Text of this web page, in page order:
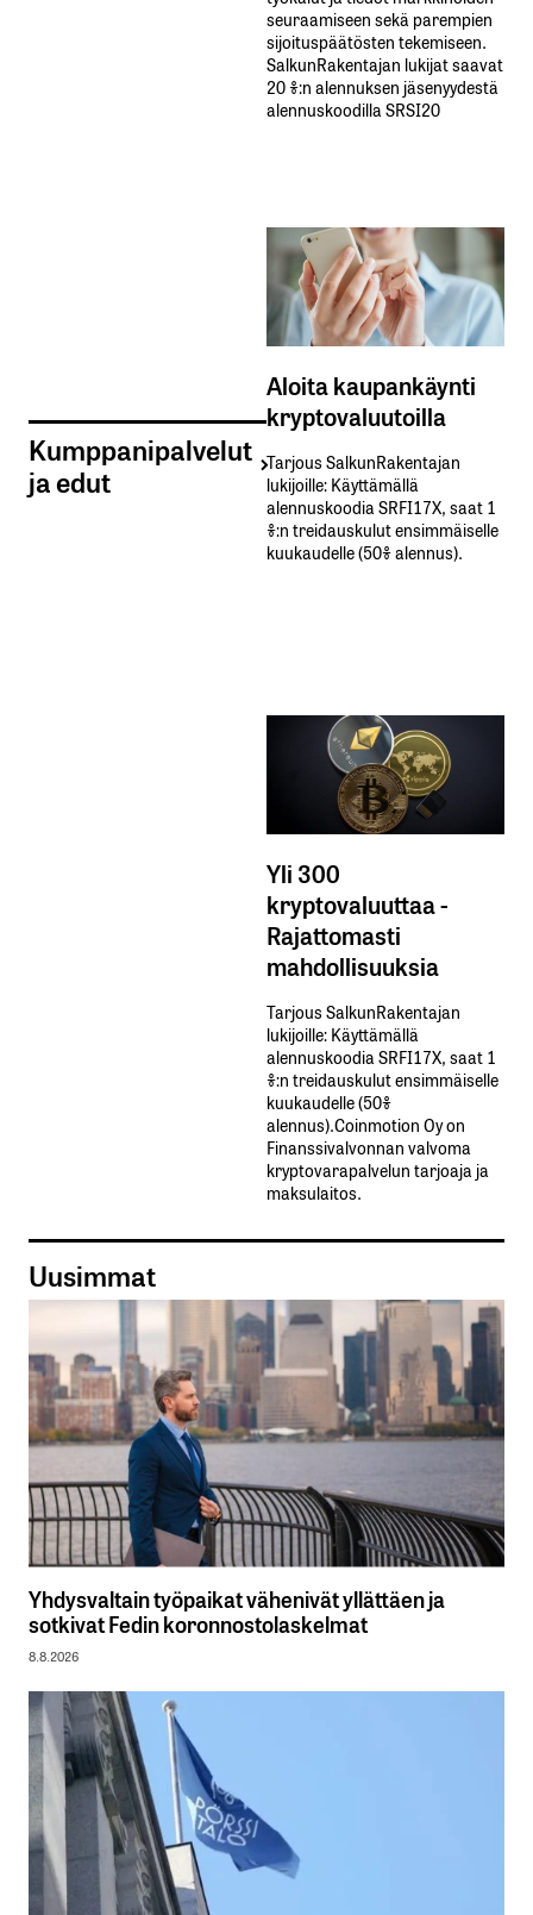
Kumppanipalvelut
ja edut
seuraamiseen sekä parempien
sijoituspäätösten tekemiseen.
SalkunRakentajan lukijat saavat
20 %:n alennuksen jäsenyydestä
alennuskoodilla SRSI20
Aloita kaupankäynti
kryptovaluutoilla
Tarjous SalkunRakentajan
lukijoille: Käyttämällä​ ​
alennuskoodia​ ​SRFI17X,​ ​saat​ ​1
%:n treidauskulut​ ​ensimmäiselle​ ​
kuukaudelle​ ​(50%​ ​alennus).
Yli 300
kryptovaluuttaa -
Rajattomasti
mahdollisuuksia
Tarjous SalkunRakentajan
lukijoille: Käyttämällä​ ​
alennuskoodia​ ​SRFI17X,​ ​saat​ ​1
%:n treidauskulut​ ​ensimmäiselle​ ​
kuukaudelle​ ​(50%​ ​
alennus).Coinmotion Oy on
Finanssivalvonnan valvoma
kryptovarapalvelun tarjoaja ja
maksulaitos.
Uusimmat
Yhdysvaltain työpaikat vähenivät yllättäen ja
sotkivat Fedin koronnostolaskelmat
8.8.2026